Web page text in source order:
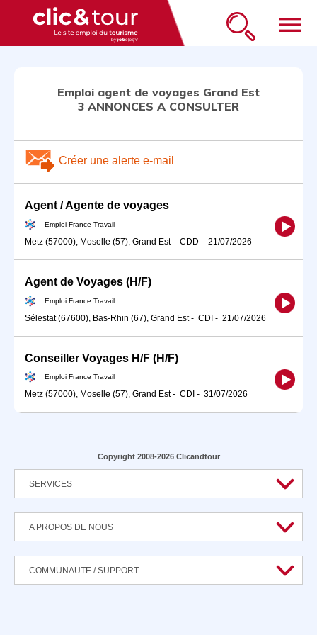
menu
Emploi agent de voyages Grand Est
3 ANNONCES A CONSULTER
Créer une alerte e-mail
Agent / Agente de voyages
Emploi France Travail
Metz (57000), Moselle (57), Grand Est- CDD - 21/07/2026
Agent de Voyages (H/F)
Emploi France Travail
Sélestat (67600), Bas-Rhin (67), Grand Est- CDI - 21/07/2026
Conseiller Voyages H/F (H/F)
Emploi France Travail
Metz (57000), Moselle (57), Grand Est- CDI - 31/07/2026
Copyright 2008-2026 Clicandtour
SERVICES
A PROPOS DE NOUS
COMMUNAUTE / SUPPORT